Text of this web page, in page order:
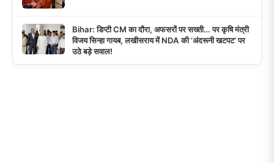
Bihar: डिप्टी CM का दौरा, अफसरों पर सख्ती… पर कृषि मंत्री
विजय सिन्हा गायब, लखीसराय में NDA की ‘अंदरूनी खटपट’ पर
उठे बड़े सवाल!